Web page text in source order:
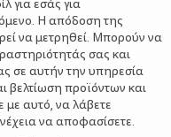
για εσάς για
Η απόδοση της
να μετρηθεί. Μπορούν να
σας και
σε αυτήν την υπηρεσία
βελτίωση προϊόντων και
αυτό, να λάβετε
να αποφασίσετε.